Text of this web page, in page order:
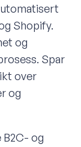
Shopify.
og
Spar
over
og
B2C- og